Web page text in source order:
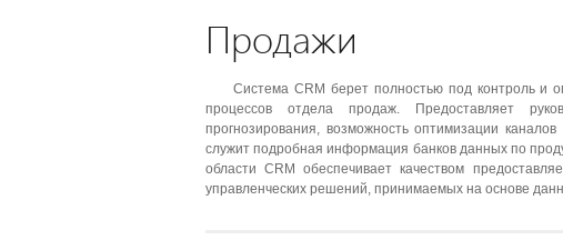
Продажи
Система CRM берет полностью под контроль и
процессов отдела продаж. Предоставляет
прогнозирования, возможность оптимизации
служит подробная информация банков данных по
области CRM обеспечивает качеством
управленческих решений, принимаемых на основе